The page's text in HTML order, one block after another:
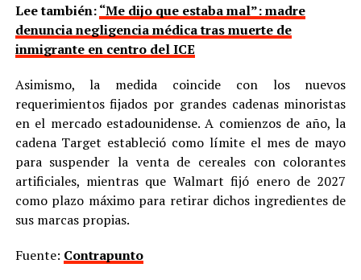
Lee también:“Me dijo que estaba mal”: madre
denuncia negligencia médica tras muerte de
inmigrante en centro del ICE
Asimismo, la medida coincide con los nuevos
requerimientos fijados por grandes cadenas minoristas
en el mercado estadounidense. A comienzos de año, la
cadena Target estableció como límite el mes de mayo
para suspender la venta de cereales con colorantes
artificiales, mientras que Walmart fijó enero de 2027
como plazo máximo para retirar dichos ingredientes de
sus marcas propias.
Fuente: Contrapunto